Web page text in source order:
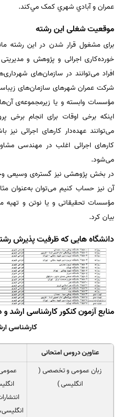
عمران و آبادي شهري کمک مي‌کند.
موقعیت شغلی این رشته
برای مشغول قرار شدن در این رشته
خورده‌کاری اجرائی و پژوهش و
افراد می‌توانند در سازمان‌های
شرکت عمران شهرهای سازمان‌های
مؤسسات وابسته و یا زیرمجموعه‌ی
اینکه برخی اوقات برای انجام برخی
می‌توانند عهده‌دار کارهای اجرائی نیز
کارهای اجرائی اغلب در مهندسی
می‌شود.
در بخش پژوهشی نیز گستره‌ی وسیعی
آن نیز حساب کنیم می‌توان به‌عنوان
مؤسسات تحقیقاتی و یا نوتن و تهیه
بیان کرد.
دانشگاه هایی که ظرفیت پذیرش
منابع آزمون کنکور کارشناسی
کارشناسی
عناوین دروس امتحانی
زبان عمومی و تخصصی (
انگلیسی )